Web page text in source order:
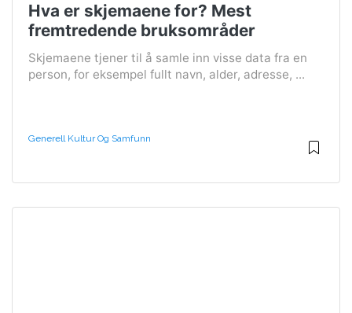
Hva er skjemaene for? Mest
fremtredende bruksområder
Skjemaene tjener til å samle inn visse data fra en
person, for eksempel fullt navn, alder, adresse, ...
Generell Kultur Og Samfunn